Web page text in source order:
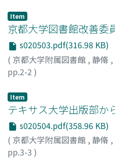
Item
京都大学図書館改善委
s020503.pdf(316.98 KB)
( 京都大学附属図書館 , 静脩 ,
pp.2-2 )
Item
テキサス大学出版部か
s020504.pdf(358.96 KB)
( 京都大学附属図書館 , 静脩 ,
pp.3-3 )